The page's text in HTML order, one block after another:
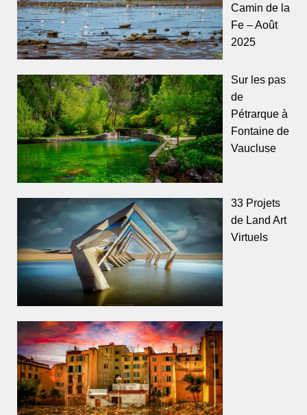
Camin de la
Fe – Août
2025
Sur les pas
de
Pétrarque à
Fontaine de
Vaucluse
33 Projets
de Land Art
Virtuels